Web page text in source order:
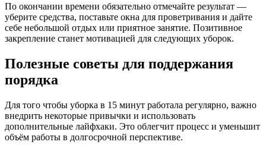
По окончании времени обязательно отмечайте результат —
уберите средства, поставьте окна для проветривания и дайте
себе небольшой отдых или приятное занятие. Позитивное
закрепление станет мотивацией для следующих уборок.
Полезные советы для поддержания
порядка
Для того чтобы уборка в 15 минут работала регулярно, важно
внедрить некоторые привычки и использовать
дополнительные лайфхаки. Это облегчит процесс и уменьшит
объём работы в долгосрочной перспективе.